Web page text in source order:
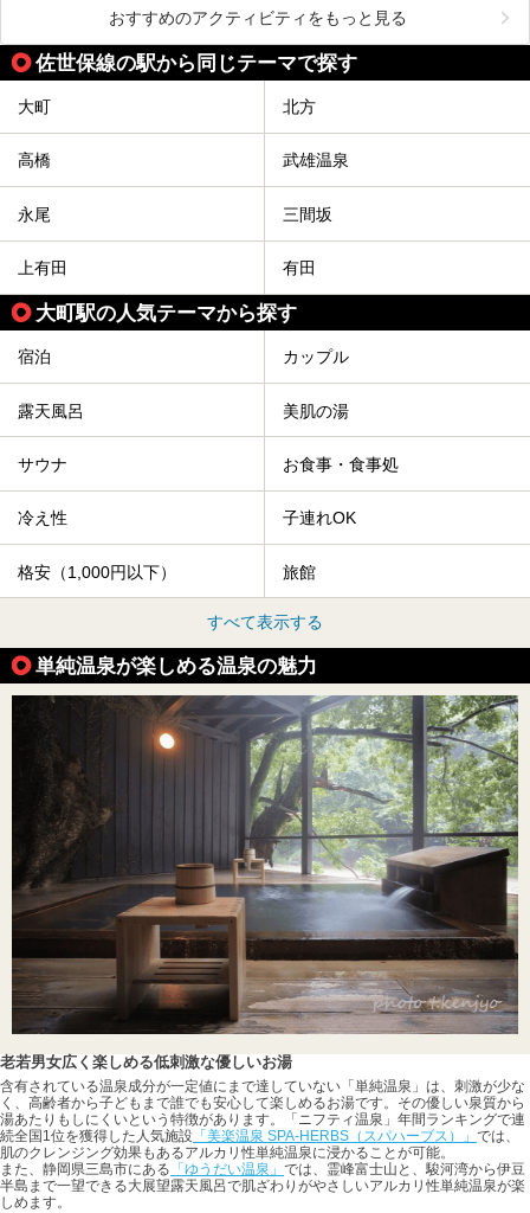
おすすめのアクティビティをもっと見る
佐世保線の駅から同じテーマで探す
大町 北方
高橋 武雄温泉
永尾 三間坂
上有田 有田
大町駅の人気テーマから探す
宿泊 カップル
露天風呂 美肌の湯
サウナ お食事・食事処
冷え性 子連れOK
格安（1,000円以下） 旅館
すべて表示する
単純温泉が楽しめる温泉の魅力
老若男女広く楽しめる低刺激な優しいお湯
含有されている温泉成分が一定値にまで達していない「単純温泉」は、刺激が少な
く、高齢者から子どもまで誰でも安心して楽しめるお湯です。その優しい泉質から
湯あたりもしにくいという特徴があります。「ニフティ温泉」年間ランキングで連
続全国1位を獲得した人気施設 「美楽温泉 SPA-HERBS（スパハーブス）」 では、
肌のクレンジング効果もあるアルカリ性単純温泉に浸かることが可能。
また、静岡県三島市にある 「ゆうだい温泉」 では、霊峰富士山と、駿河湾から伊豆
半島まで一望できる大展望露天風呂で肌ざわりがやさしいアルカリ性単純温泉が楽
しめます。